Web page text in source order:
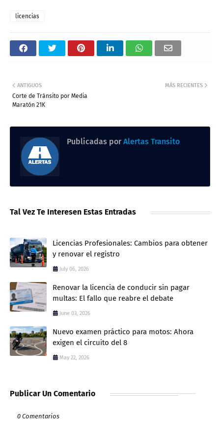
licencias
MÁS RECIENTES
ANTIGUOS
Corte de Tránsito por Media
Maratón 21K
Publicadas por Alertas Transito
Tal Vez Te Interesen Estas Entradas
Licencias Profesionales: Cambios para obtener
y renovar el registro
July 06, 2026
Renovar la licencia de conducir sin pagar
multas: El fallo que reabre el debate
June 03, 2026
Nuevo examen práctico para motos: Ahora
exigen el circuito del 8
May 22, 2026
Publicar Un Comentario
0 Comentarios